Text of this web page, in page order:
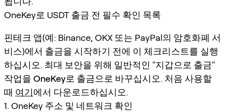
OneKey로 USDT 출금 전 필수 확인 목록
핀테크 앱(예: Binance, OKX 또는 PayPal의 암호화폐 서
비스)에서 출금을 시작하기 전에 이 체크리스트를 실행
하십시오. 최대 보안을 위해 일반적인 "지갑으로 출금"
작업을 OneKey로 출금으로 바꾸십시오. 처음 사용할
때 여기에서 다운로드하십시오.
1. OneKey 주소 및 네트워크 확인